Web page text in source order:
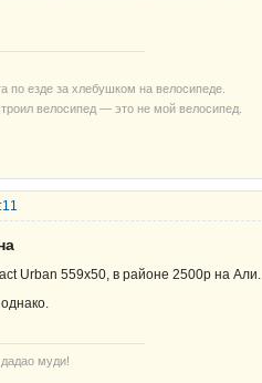
по езде за хлебушком на велосипеде.
велосипед — это не мой велосипед.
Urban 559x50, в районе 2500р на Али.
муди!